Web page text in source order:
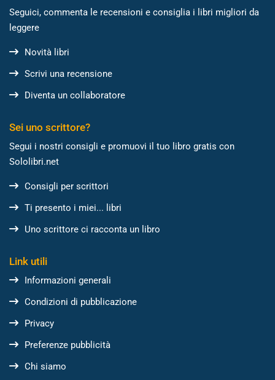
Seguici, commenta le recensioni e consiglia i libri migliori da
leggere
Novità libri
Scrivi una recensione
Diventa un collaboratore
Sei uno scrittore?
Segui i nostri consigli e promuovi il tuo libro gratis con
Sololibri.net
Consigli per scrittori
Ti presento i miei... libri
Uno scrittore ci racconta un libro
Link utili
Informazioni generali
Condizioni di pubblicazione
Privacy
Preferenze pubblicità
Chi siamo